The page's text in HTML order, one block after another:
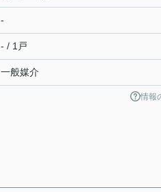
-
- / 1戸
一般媒介
情報